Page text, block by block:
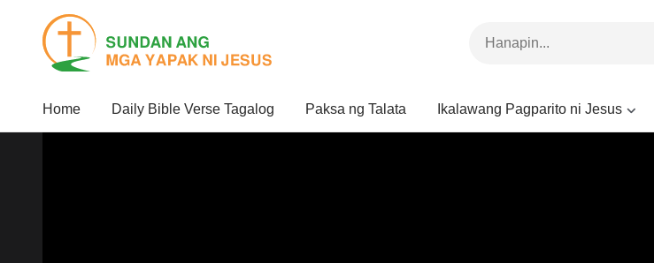
Home Daily Bible Verse Tagalog Paksa ng Talata Ikalawang Pagparito ni Jesus